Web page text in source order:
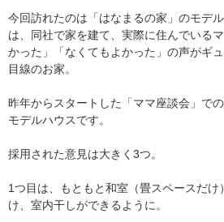
今回訪れたのは「はなまるの家」のモデ
は、同社で家を建て、実際に住んでいる
かった」「なくてもよかった」の声がギ
目線のお家。
昨年からスタートした「ママ座談会」で
モデルハウスです。
採用された意見は大きく3つ。
1つ目は、もともと和室（畳スペースだ
け、室内干しができるように。